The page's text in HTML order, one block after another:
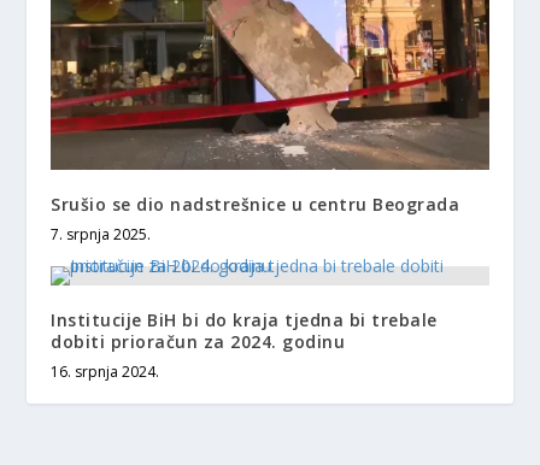
Srušio se dio nadstrešnice u centru Beograda
7. srpnja 2025.
Institucije BiH bi do kraja tjedna bi trebale
dobiti prioračun za 2024. godinu
16. srpnja 2024.